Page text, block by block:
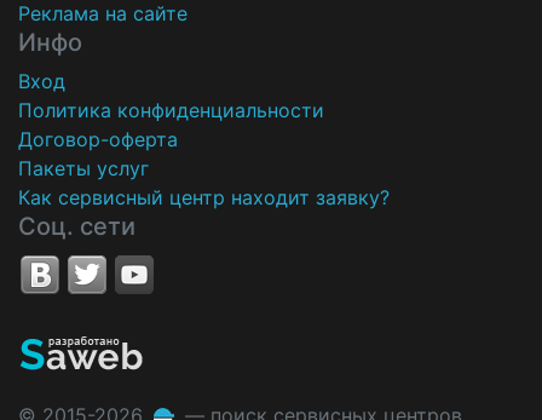
Реклама на сайте
Инфо
Вход
Политика конфиденциальности
Договор-оферта
Пакеты услуг
Как сервисный центр находит заявку?
Соц. сети
© 2015-2026 — поиск сервисных центров